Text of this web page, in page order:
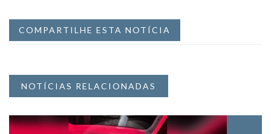
COMPARTILHE ESTA NOTÍCIA
NOTÍCIAS RELACIONADAS